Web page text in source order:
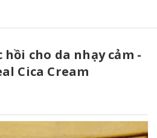
cho da nhạy cảm -
Cica Cream